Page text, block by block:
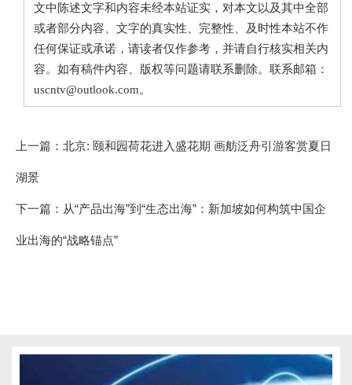
文中陈述文字和内容未经本站证实，对本文以及其中全部
或者部分内容、文字的真实性、完整性、及时性本站不作
任何保证或承诺，请读者仅作参考，并请自行核实相关内
容。如有稿件内容、版权等问题请联系删除。联系邮箱：
uscntv@outlook.com。
上一篇： 北京: 颐和园荷花进入盛花期 画舫泛舟引游客赏夏日
湖景
下一篇： 从“产品出海”到“生态出海”：新加坡如何构筑中国企
业出海的“战略锚点”